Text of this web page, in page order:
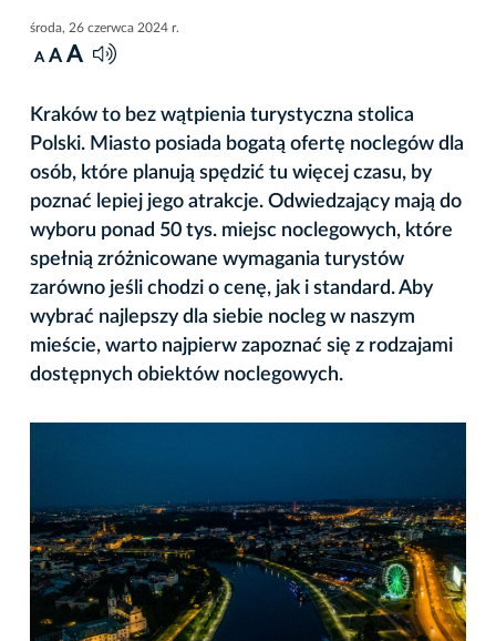
środa, 26 czerwca 2024 r.
A A A
Kraków to bez wątpienia turystyczna stolica
Polski. Miasto posiada bogatą ofertę noclegów dla
osób, które planują spędzić tu więcej czasu, by
poznać lepiej jego atrakcje. Odwiedzający mają do
wyboru ponad 50 tys. miejsc noclegowych, które
spełnią zróżnicowane wymagania turystów
zarówno jeśli chodzi o cenę, jak i standard. Aby
wybrać najlepszy dla siebie nocleg w naszym
mieście, warto najpierw zapoznać się z rodzajami
dostępnych obiektów noclegowych.